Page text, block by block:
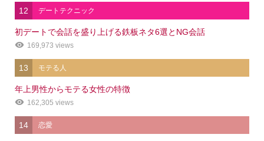
12 デートテクニック
初デートで会話を盛り上げる鉄板ネタ6選とNG会話
169,973 views
13 モテる人
年上男性からモテる女性の特徴
162,305 views
14 恋愛